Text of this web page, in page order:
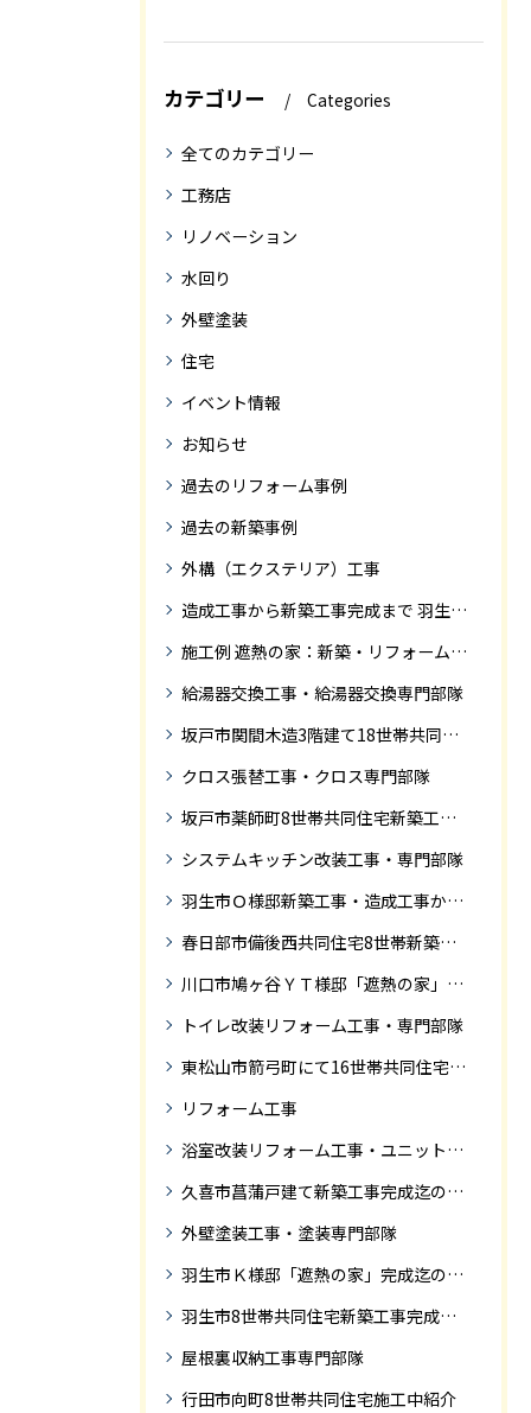
カテゴリー Categories
全てのカテゴリー
工務店
リノベーション
水回り
外壁塗装
住宅
イベント情報
お知らせ
過去のリフォーム事例
過去の新築事例
外構（エクステリア）工事
造成工事から新築工事完成まで 羽生市Ｓ様邸新築工事・
施工例 遮熱の家：新築・リフォーム ドローンにて空撮
給湯器交換工事・給湯器交換専門部隊
坂戸市関間木造3階建て18世帯共同住宅の完成迄紹介
クロス張替工事・クロス専門部隊
坂戸市薬師町8世帯共同住宅新築工事完成迄の紹介です
システムキッチン改装工事・専門部隊
羽生市Ｏ様邸新築工事・造成工事から住宅完成までの紹介
春日部市備後西共同住宅8世帯新築工事完成迄の紹介です。
川口市鳩ヶ谷ＹＴ様邸「遮熱の家」工事状況
トイレ改装リフォーム工事・専門部隊
東松山市箭弓町にて16世帯共同住宅新築工事完成迄の紹介です。
リフォーム工事
浴室改装リフォーム工事・ユニットバス専門部隊
久喜市菖蒲戸建て新築工事完成迄の紹介
外壁塗装工事・塗装専門部隊
羽生市Ｋ様邸「遮熱の家」完成迄の紹介です
羽生市8世帯共同住宅新築工事完成迄の紹介
屋根裏収納工事専門部隊
行田市向町8世帯共同住宅施工中紹介